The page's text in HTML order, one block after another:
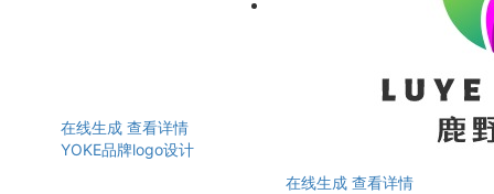
在线生成 查看详情
YOKE品牌logo设计
在线生成 查看详情